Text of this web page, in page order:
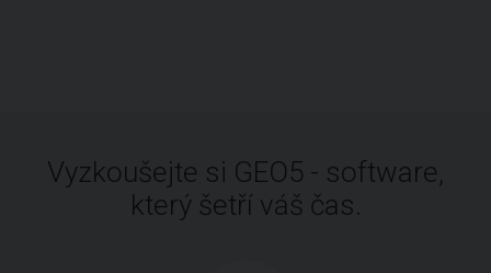
Vyzkoušejte si GEO5 - software,
který šetří váš čas.